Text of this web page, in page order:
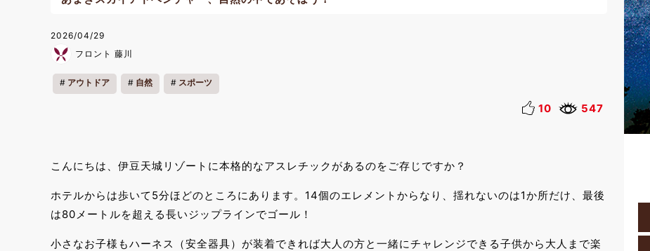
2026/04/29
フロント 藤川
アウトドア 自然 スポーツ
10 547
こんにちは、伊豆天城リゾートに本格的なアスレチックがあるのをご存じですか？
ホテルからは歩いて5分ほどのところにあります。14個のエレメントからなり、揺れないのは1か所だけ、最後
は80メートルを超える長いジップラインでゴール！
小さなお子様もハーネス（安全器具）が装着できれば大人の方と一緒にチャレンジできる子供から大人まで楽